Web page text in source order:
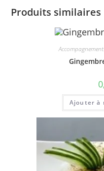
Produits similaires
Ajouter à